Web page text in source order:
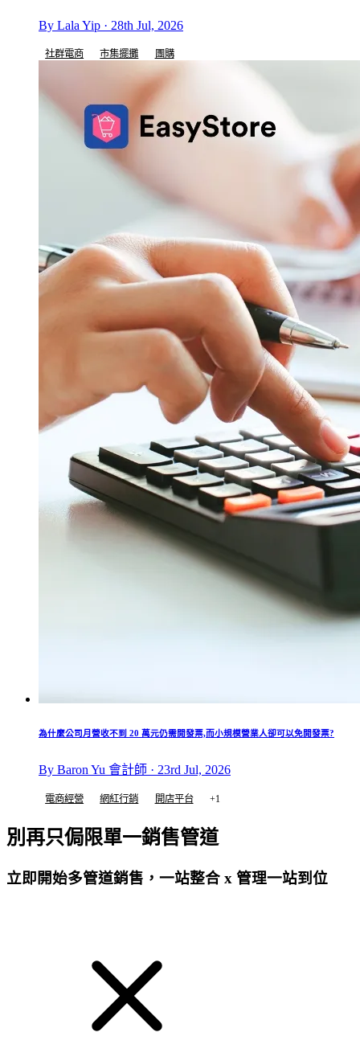
By Lala Yip · 28th Jul, 2026
社群電商 市集擺攤 團購
為什麼公司月營收不到 20 萬元仍需開發票,而小規模營業人卻可以免開發票?
By Baron Yu 會計師 · 23rd Jul, 2026
電商經營 網紅行銷 開店平台 +1
別再只侷限單一銷售管道
立即開始多管道銷售，一站整合 x 管理一站到位